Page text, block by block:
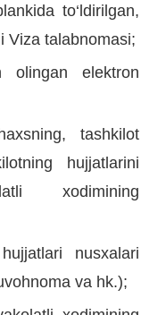
to‘ldirilgan,
Viza talabnomasi;
olingan elektron
tashkilot
hujjatlarini
xodimining
nusxalari
va hk.);